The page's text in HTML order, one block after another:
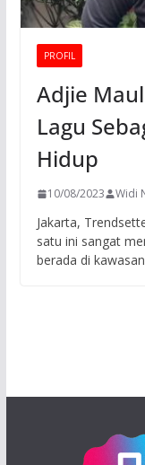
PROFIL
Adjie
Lagu
Hidup
10/08/2023 Widi
Jakarta,
satu ini sangat
berada di